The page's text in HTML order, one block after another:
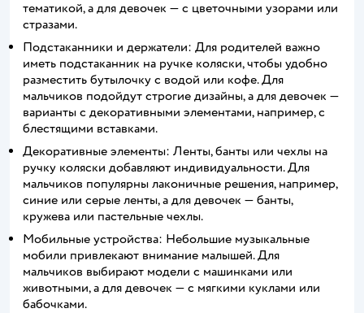
тематикой, а для девочек — с цветочными узорами или
стразами.
Подстаканники и держатели: Для родителей важно
иметь подстаканник на ручке коляски, чтобы удобно
разместить бутылочку с водой или кофе. Для
мальчиков подойдут строгие дизайны, а для девочек —
варианты с декоративными элементами, например, с
блестящими вставками.
Декоративные элементы: Ленты, банты или чехлы на
ручку коляски добавляют индивидуальности. Для
мальчиков популярны лаконичные решения, например,
синие или серые ленты, а для девочек — банты,
кружева или пастельные чехлы.
Мобильные устройства: Небольшие музыкальные
мобили привлекают внимание малышей. Для
мальчиков выбирают модели с машинками или
животными, а для девочек — с мягкими куклами или
бабочками.